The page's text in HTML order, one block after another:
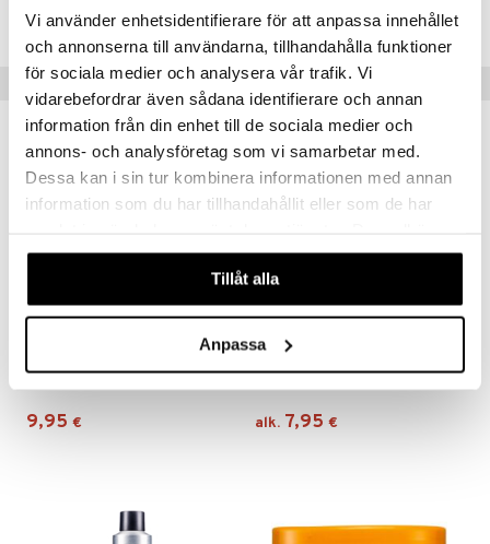
Vi använder enhetsidentifierare för att anpassa innehållet
och annonserna till användarna, tillhandahålla funktioner
för sociala medier och analysera vår trafik. Vi
vidarebefordrar även sådana identifierare och annan
information från din enhet till de sociala medier och
annons- och analysföretag som vi samarbetar med.
Dessa kan i sin tur kombinera informationen med annan
information som du har tillhandahållit eller som de har
våra cookies vid fortsatt användande av vår webbplats.
Tillåt alla
Anpassa
CAA06-D9-300-XX-XX
Suositut tuotteet
BIOZELL PROFESSIONAL
9,95 €
Saatavana useana vaihtoehtona
WELLA PROFESSIONALS
alk. 7,95 €
& Ihonpuhdistus